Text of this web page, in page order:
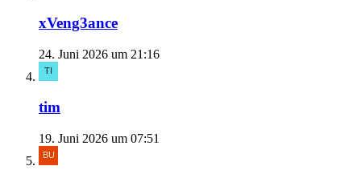
xVeng3ance
24. Juni 2026 um 21:16
tim
19. Juni 2026 um 07:51